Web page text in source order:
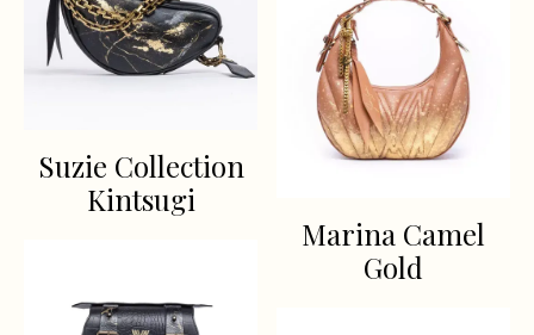
Suzie Collection
Kintsugi
Marina Camel
Gold